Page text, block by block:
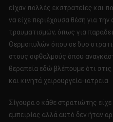
είχαν πολλές εκστρατείες και
να είχε περιέχουσα θέση για
τραυματισμών, όπως για
Θερμοπυλών όπου σε δυο
στους οφθαλμούς όπου
θεραπεία εδώ βλέπουμε ότι
και κινητά χειρουργεία-ιατρεία.
Σίγουρα ο κάθε στρατιώτης
εμπειρίας αλλά αυτό δεν ήταν